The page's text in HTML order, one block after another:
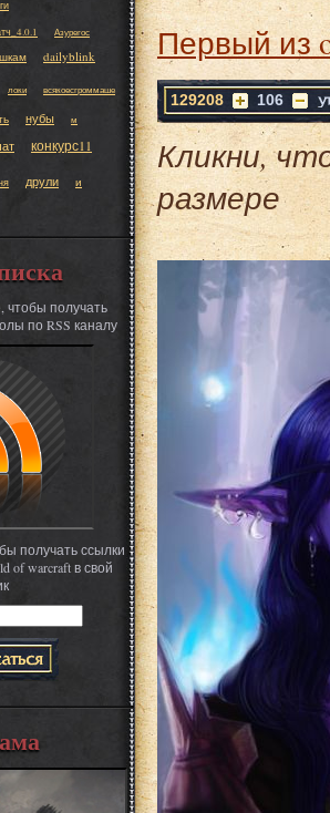
Азурегос
dailyblink
локи всякоесгроммаше
нубы м
конкурс11
друли и
чтобы получать
по RSS каналу
получать ссылки
of warcraft в свой
Первый из
129208 106
Кликни,
размере